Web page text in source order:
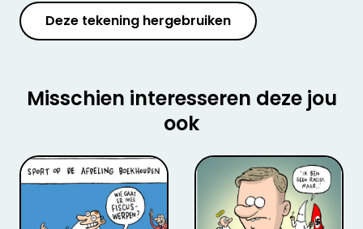
Deze tekening hergebruiken
Misschien interesseren deze jou
ook